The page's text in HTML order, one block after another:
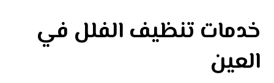
خدمات تنظيف الفلل في
العين